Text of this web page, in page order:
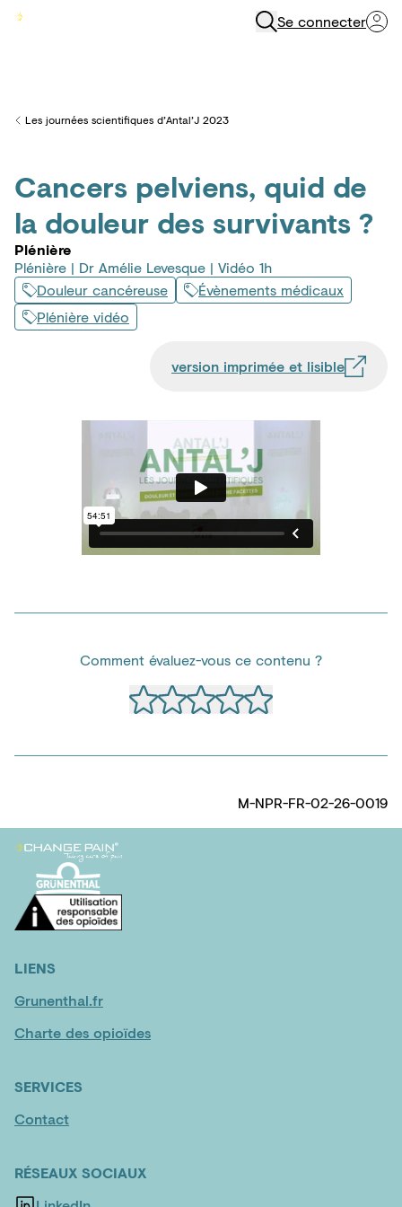
Se connecter
Back to
Les journées scientifiques d’Antal’J 2023
Cancers pelviens, quid de
la douleur des survivants ?
Plénière
Plénière | Dr Amélie Levesque | Vidéo 1h
Douleur cancéreuse
Évènements médicaux
Plénière vidéo
version imprimée et lisible
Comment évaluez-vous ce contenu ?
M-NPR-FR-02-26-0019
LIENS
Grunenthal.fr
Charte des opioïdes
SERVICES
Contact
RÉSEAUX SOCIAUX